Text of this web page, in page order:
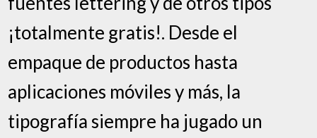
¡totalmente gratis!. Desde el
empaque de productos hasta
aplicaciones móviles y más, la
tipografía siempre ha jugado un